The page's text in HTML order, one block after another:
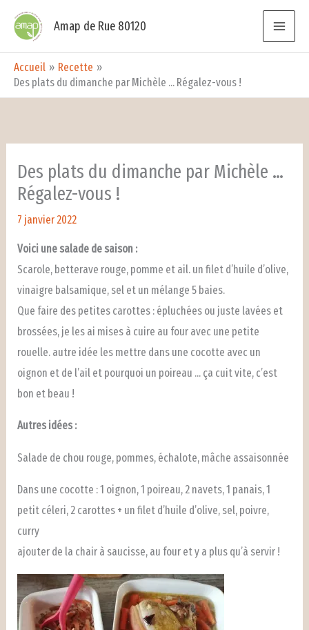
contenu
Amap de Rue 80120
Accueil
Recette
Des plats du dimanche par Michèle … Régalez-vous !
Des plats du dimanche par Michèle …
Régalez-vous !
7 janvier 2022
Voici une salade de saison :
Scarole, betterave rouge, pomme et ail. un filet d’huile d’olive,
vinaigre balsamique, sel et un mélange 5 baies.
Que faire des petites carottes : épluchées ou juste lavées et
brossées, je les ai mises à cuire au four avec une petite
rouelle. autre idée les mettre dans une cocotte avec un
oignon et de l’ail et pourquoi un poireau … ça cuit vite, c’est
bon et beau !
Autres idées :
Salade de chou rouge, pommes, échalote, mâche assaisonnée
Dans une cocotte : 1 oignon, 1 poireau, 2 navets, 1 panais, 1
petit céleri, 2 carottes + un filet d’huile d’olive, sel, poivre,
curry
ajouter de la chair à saucisse, au four et y a plus qu’à servir !